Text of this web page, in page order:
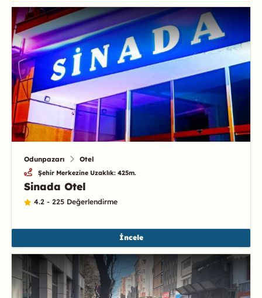
Odunpazarı Otel
Şehir Merkezine Uzaklık: 425m.
Sinada Otel
4.2 - 225 Değerlendirme
İncele